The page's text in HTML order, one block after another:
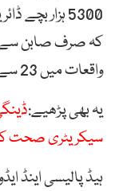
5300 ہزار
کہ صرف صابن سے
واقعات میں 23 سے 40 فیصد تک کمی ہوسکتی ہے ۔
یہ بھی پڑھیے:
سیکریٹری صحت
ہیڈ پالیسی اینڈ